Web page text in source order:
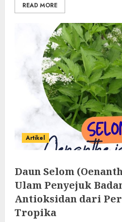
READ MORE
Artikel
Daun Selom
Ulam Penyejuk
Antioksidan dari
Tropika